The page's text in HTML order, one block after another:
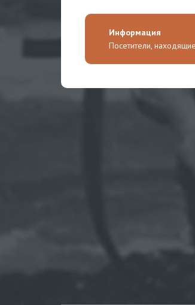
Информация
Посетители,